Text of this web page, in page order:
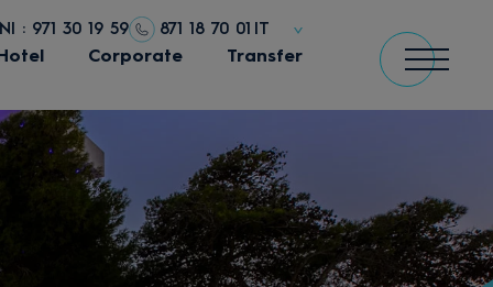
: 971 30 19 59 871 18 70 01 IT
Corporate Transfer